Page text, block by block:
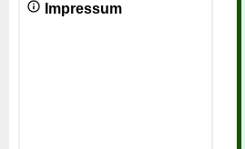
Impressum